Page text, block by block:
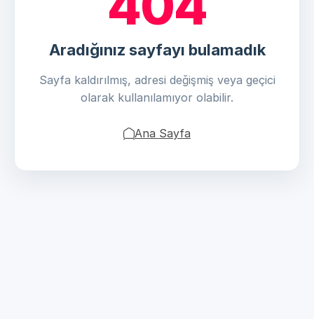
Aradığınız sayfayı bulamadık
Sayfa kaldırılmış, adresi değişmiş veya geçici
olarak kullanılamıyor olabilir.
Ana Sayfa